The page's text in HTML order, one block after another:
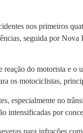
nos primeiros
seguida por
do motorista e
os motociclistas,
especialmente no
intensificadas por
para infrações